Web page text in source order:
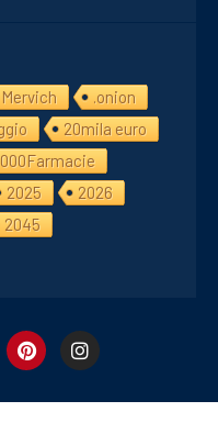
.onion
20mila euro
2025
2026
2045